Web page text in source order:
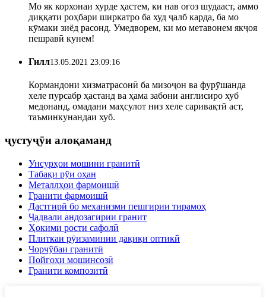
Мо як корхонаи хурде ҳастем, ки нав оғоз шудааст, аммо
диққати роҳбари ширкатро ба худ ҷалб карда, ба мо
кӯмаки зиёд расонд. Умедворем, ки мо метавонем якҷоя
пешравӣ кунем!
Гилл13.05.2021 23:09:16
Кормандони хизматрасонӣ ба мизоҷон ва фурӯшанда
хеле пурсабр ҳастанд ва ҳама забони англисиро хуб
медонанд, омадани маҳсулот низ хеле саривақтӣ аст,
таъминкунандаи хуб.
ҷустуҷӯи алоқаманд
Унсурҳои мошини гранитӣ
Табақи рӯи оҳан
Металлҳои фармоишӣ
Гранити фармоишӣ
Дастгирӣ бо механизми пешгирии тирамоҳ
Ҷадвали андозагирии гранит
Ҳокими рости сафолӣ
Плиткаи рӯизаминии дақиқи оптикӣ
Чорчӯбаи гранитӣ
Пойгоҳи мошинсозӣ
Гранити композитӣ